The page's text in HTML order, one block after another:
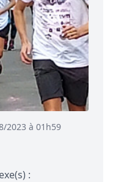
2023 à 01h59
: